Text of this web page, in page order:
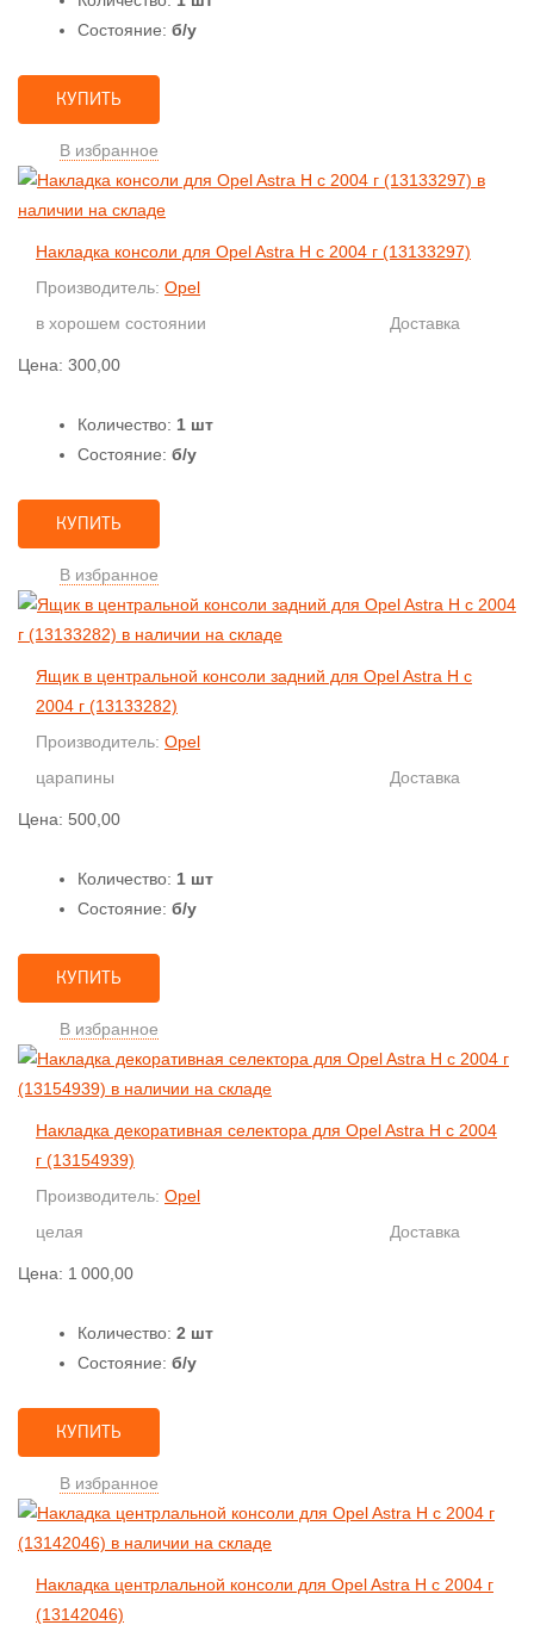
Состояние: б/у
КУПИТЬ
В избранное
Накладка консоли для Opel Astra H с 2004 г (13133297)
Производитель: Opel
в хорошем состоянии
Доставка
Цена: 300,00
Количество: 1 шт
Состояние: б/у
КУПИТЬ
В избранное
Ящик в центральной консоли задний для Opel Astra H с
2004 г (13133282)
Производитель: Opel
царапины
Доставка
Цена: 500,00
Количество: 1 шт
Состояние: б/у
КУПИТЬ
В избранное
Накладка декоративная селектора для Opel Astra H с 2004
г (13154939)
Производитель: Opel
целая
Доставка
Цена: 1 000,00
Количество: 2 шт
Состояние: б/у
КУПИТЬ
В избранное
Накладка центрлальной консоли для Opel Astra H с 2004 г
(13142046)